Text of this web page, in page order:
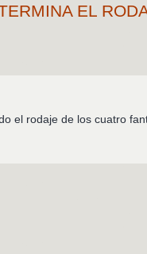
EL
el rodaje de los cuatro